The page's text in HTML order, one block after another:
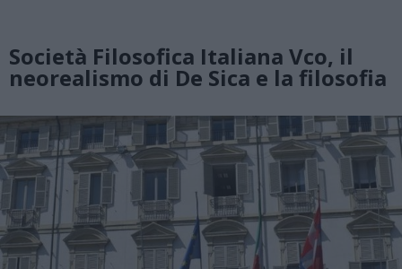
Società Filosofica Italiana Vco, il
neorealismo di De Sica e la filosofia